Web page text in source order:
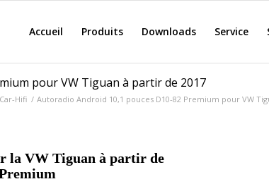
Accueil Produits Downloads Service
pour VW Tiguan à partir de 2017
Hifi / Autoradio Android 10,1 pouces D10-82 Premium pour VW
la VW Tiguan à partir de